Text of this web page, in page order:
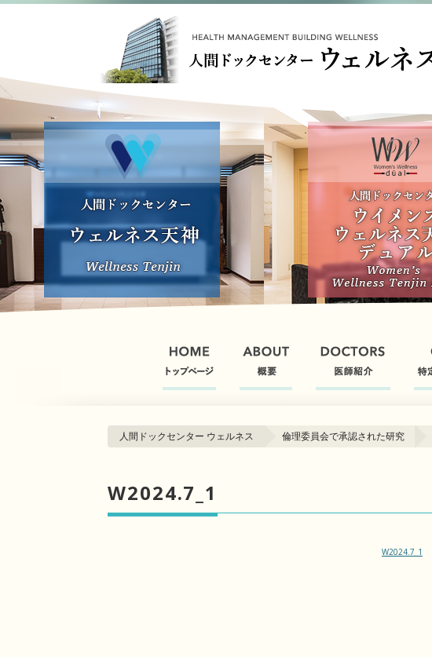
人間ドックセンター ウェルネス 倫理委員会で承認された研究
W2024.7_1
W2024.7_1